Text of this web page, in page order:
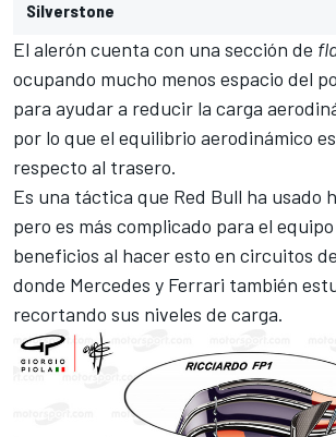
Silverstone
El alerón cuenta con una sección de
ocupando mucho menos espacio del
para ayudar a reducir la carga
por lo que el equilibrio aerodinámico
respecto al trasero.
Es una táctica que Red Bull ha usado
pero es más complicado para el
beneficios al hacer esto en circuitos
donde Mercedes y Ferrari también
recortando sus niveles de carga.